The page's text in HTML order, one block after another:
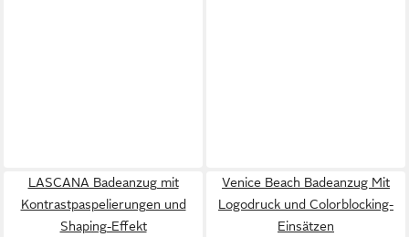
LASCANA Badeanzug mit
Kontrastpaspelierungen und
Shaping-Effekt
Venice Beach Badeanzug Mit
Logodruck und Colorblocking-
Einsätzen